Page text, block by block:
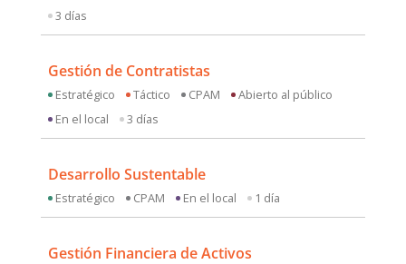
3 días
Gestión de Contratistas
Estratégico Táctico CPAM
Abierto al público
En el local
3 días
Desarrollo Sustentable
Estratégico CPAM En el local 1 día
Gestión Financiera de Activos